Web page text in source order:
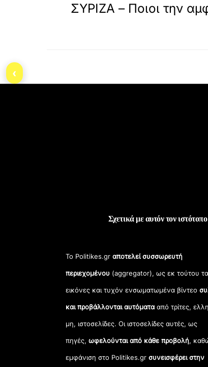
ΣΥΡΙΖΑ – Ποιοι την
Σχετικά με αυτόν τον ιστότοπο
Το Politikes.grαποτελεί συσσωρευτή
περιεχομένου (aggregator), ως εκ τούτου
εικόνες και τυχόν ενσωματωμένα βίντεο
και προβάλλονται αυτόματααπό τρίτες,
μη, ιστοσελίδες. Οι ιστοσελίδες αυτές, ως
πηγές,ωφελούνται από κάθε προβολή,
εμφάνιση στο Politikes.gr συνεισφέρει στην
‹